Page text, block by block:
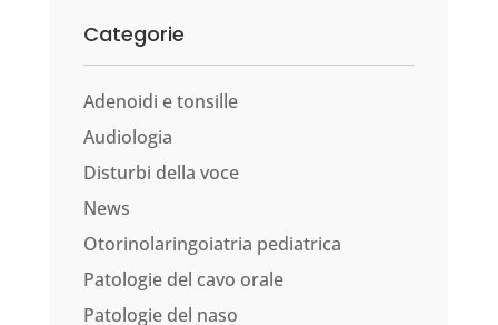
Categorie
Adenoidi e tonsille
Audiologia
Disturbi della voce
News
Otorinolaringoiatria pediatrica
Patologie del cavo orale
Patologie del naso